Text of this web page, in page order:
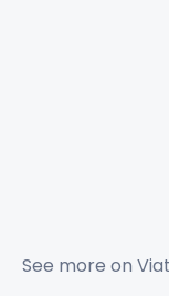
See more on